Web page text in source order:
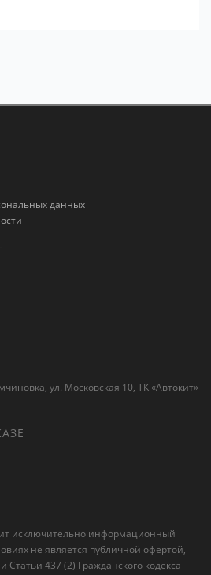
данных
ул. Московская 10, ТК «Автокит»
исключительно информационный
не является публичной офертой,
437 (2) Гражданского кодекса